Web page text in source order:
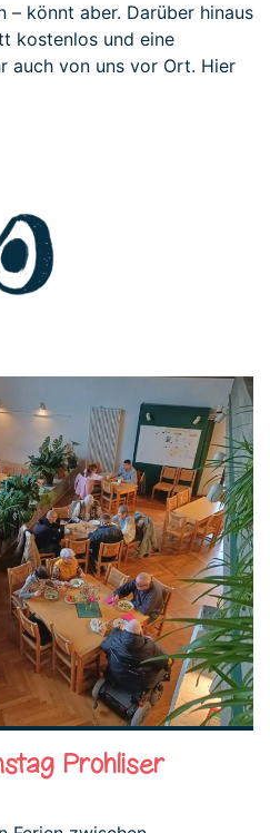
– könnt aber. Darüber hinaus
kostenlos und eine
auch von uns vor Ort. Hier
Prohliser